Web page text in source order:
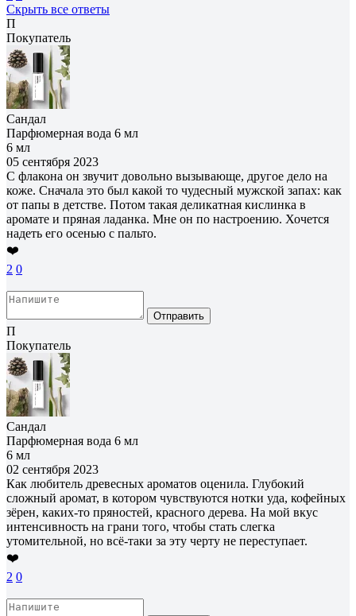
Скрыть все ответы
П
Покупатель
Сандал
Парфюмерная вода 6 мл
6 мл
05 сентября 2023
С флакона он звучит довольно вызывающе, другое дело на
коже. Сначала это был какой то чудесный мужской запах: как
от папы в детстве. Потом такая деликатная кислинка в
аромате и пряная ладанка. Мне он по настроению. Хочется
надеть его осенью с пальто.
❤️
2 0
Отправить
П
Покупатель
Сандал
Парфюмерная вода 6 мл
6 мл
02 сентября 2023
Как любитель древесных ароматов оценила. Глубокий
сложный аромат, в котором чувствуются нотки уда, кофейных
зёрен, каких-то пряностей, красного дерева. На мой вкус
интенсивность на грани того, чтобы стать слегка
утомительной, но всё-таки за эту черту не переступает.
❤️
2 0